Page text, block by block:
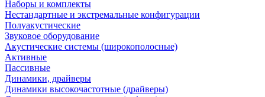
Наборы и комплекты
Нестандартные и экстремальные конфигурации
Полуакустические
Звуковое оборудование
Акустические системы (широкополосные)
Активные
Пассивные
Динамики, драйверы
Динамики высокочастотные (драйверы)